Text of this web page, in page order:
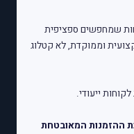
שמחפשים ספציפית
וממוקדת, לא קטלוג
ייעודי.
ההזמנות המאובטחת